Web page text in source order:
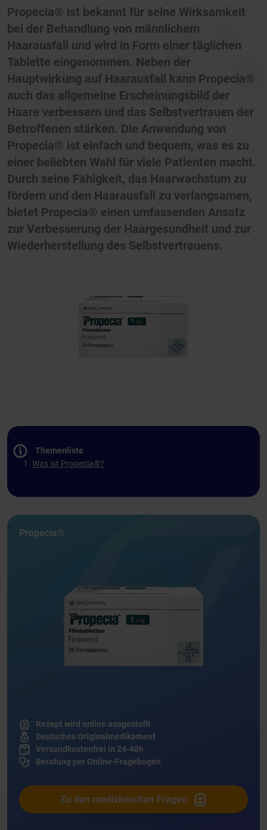
Propecia® ist bekannt für seine Wirksamkeit
bei der Behandlung von männlichem
Haarausfall und wird in Form einer täglichen
Tablette eingenommen. Neben der
Hauptwirkung auf Haarausfall kann Propecia®
auch das allgemeine Erscheinungsbild der
Haare verbessern und das Selbstvertrauen der
Betroffenen stärken. Die Anwendung von
Propecia® ist einfach und bequem, was es zu
einer beliebten Wahl für viele Patienten macht.
Durch seine Fähigkeit, das Haarwachstum zu
fördern und den Haarausfall zu verlangsamen,
bietet Propecia® einen umfassenden Ansatz
zur Verbesserung der Haargesundheit und zur
Wiederherstellung des Selbstvertrauens.
Themenliste
Was ist Propecia®?
Propecia®
Rezept wird online ausgestellt
Deutsches Originalmedikament
Versandkostenfrei in 24-48h
Beratung per Online-Fragebogen
Zu den medizinischen Fragen